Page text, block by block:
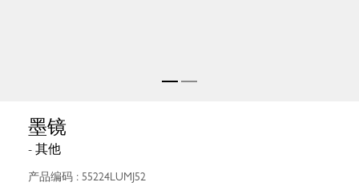
墨镜
- 其他
产品编码 : 55224LUMJ52